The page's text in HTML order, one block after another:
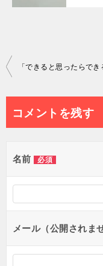
投
ナ
ビ
ゲ
コメントを残す
名前 必須
メール（公開されま